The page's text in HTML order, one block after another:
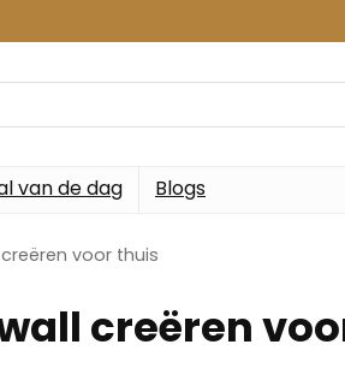
van de dag Blogs
voor thuis
creëren